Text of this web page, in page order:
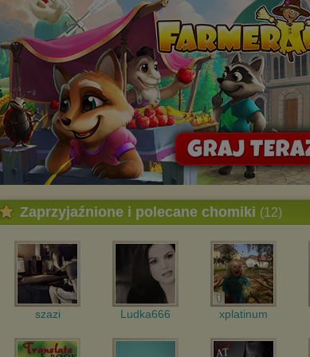
Zaprzyjaźnione i polecane chomiki (12)
szazi Ludka666 xplatinum